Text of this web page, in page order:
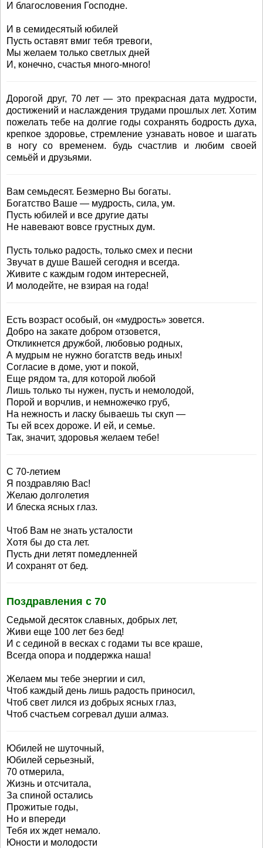
И благословения Господне.
И в семидесятый юбилей
Пусть оставят вмиг тебя тревоги,
Мы желаем только светлых дней
И, конечно, счастья много-много!
Дорогой друг, 70 лет — это прекрасная дата мудрости,
достижений и наслаждения трудами прошлых лет. Хотим
пожелать тебе на долгие годы сохранять бодрость духа,
крепкое здоровье, стремление узнавать новое и шагать
в ногу со временем. будь счастлив и любим своей
семьёй и друзьями.
Вам семьдесят. Безмерно Вы богаты.
Богатство Ваше — мудрость, сила, ум.
Пусть юбилей и все другие даты
Не навевают вовсе грустных дум.
Пусть только радость, только смех и песни
Звучат в душе Вашей сегодня и всегда.
Живите с каждым годом интересней,
И молодейте, не взирая на года!
Есть возраст особый, он «мудрость» зовется.
Добро на закате добром отзовется,
Откликнется дружбой, любовью родных,
А мудрым не нужно богатств ведь иных!
Согласие в доме, уют и покой,
Еще рядом та, для которой любой
Лишь только ты нужен, пусть и немолодой,
Порой и ворчлив, и немножечко груб,
На нежность и ласку бываешь ты скуп —
Ты ей всех дороже. И ей, и семье.
Так, значит, здоровья желаем тебе!
С 70-летием
Я поздравляю Вас!
Желаю долголетия
И блеска ясных глаз.
Чтоб Вам не знать усталости
Хотя бы до ста лет.
Пусть дни летят помедленней
И сохранят от бед.
Поздравления с 70
Седьмой десяток славных, добрых лет,
Живи еще 100 лет без бед!
И с сединой в весках с годами ты все краше,
Всегда опора и поддержка наша!
Желаем мы тебе энергии и сил,
Чтоб каждый день лишь радость приносил,
Чтоб свет лился из добрых ясных глаз,
Чтоб счастьем согревал души алмаз.
Юбилей не шуточный,
Юбилей серьезный,
70 отмерила,
Жизнь и отсчитала,
За спиной остались
Прожитые годы,
Но и впереди
Тебя их ждет немало.
Юности и молодости